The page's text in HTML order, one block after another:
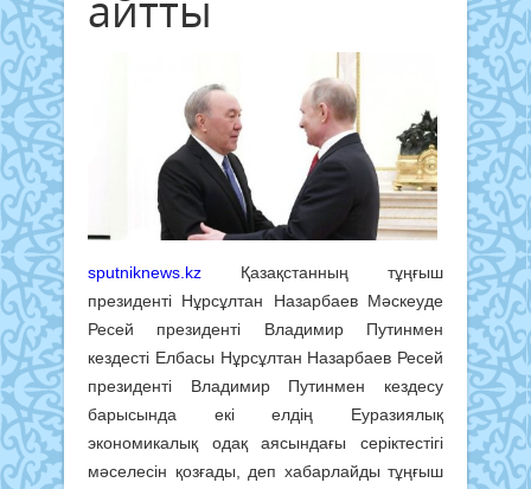
sputniknews.kz Қазақстанның тұңғыш
президенті Нұрсұлтан Назарбаев Мәскеуде
Ресей президенті Владимир Путинмен
кездесті Елбасы Нұрсұлтан Назарбаев Ресей
президенті Владимир Путинмен кездесу
барысында екі елдің Еуразиялық
экономикалық одақ аясындағы серіктестігі
мәселесін қозғады, деп хабарлайды тұңғыш